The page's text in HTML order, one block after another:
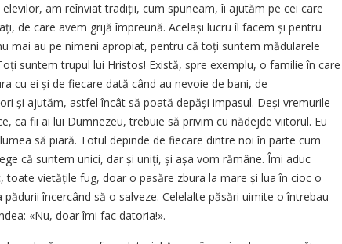
am reînviat tradiții, cum spuneam, îi ajutăm pe cei care
de care avem grijă împreună. Același lucru îl facem și pentru
mai au pe nimeni apropiat, pentru că toți suntem mădularele
suntem trupul lui Hristos! Există, spre exemplu, o familie în care
cu ei și de fiecare dată când au nevoie de bani, de
și ajutăm, astfel încât să poată depăși impasul. Deși vremurile
ca fii ai lui Dumnezeu, trebuie să privim cu nădejde viitorul. Eu
să piară. Totul depinde de fiecare dintre noi în parte cum
că suntem unici, dar și uniți, și așa vom rămâne. Îmi aduc
toate vietățile fug, doar o pasăre zbura la mare și lua în cioc o
încercând să o salveze. Celelalte păsări uimite o întrebau
«Nu, doar îmi fac datoria!».